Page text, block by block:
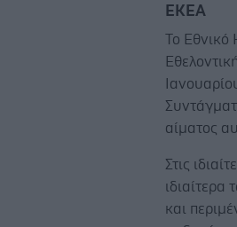
ΕΚΕΑ
Το Εθνικό
αίματος
Στις
και